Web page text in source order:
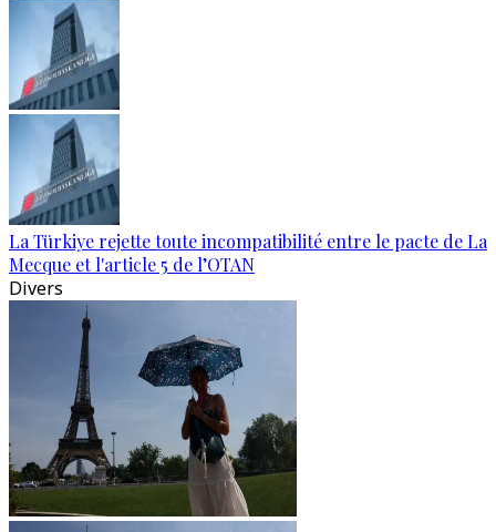
La Türkiye rejette toute incompatibilité entre le pacte de La
Mecque et l'article 5 de l’OTAN
Divers